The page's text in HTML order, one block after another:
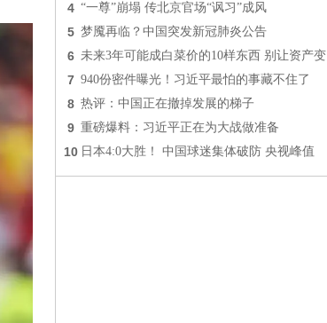
4 “一尊”崩塌 传北京官场“讽习”成风
5 梦魇再临？中国突发新冠肺炎公告
6 未来3年可能成白菜价的10样东西 别让资产变
7 940份密件曝光！习近平最怕的事藏不住了
8 热评：中国正在撤掉发展的梯子
9 重磅爆料：习近平正在为大战做准备
10 日本4:0大胜！ 中国球迷集体破防 央视峰值